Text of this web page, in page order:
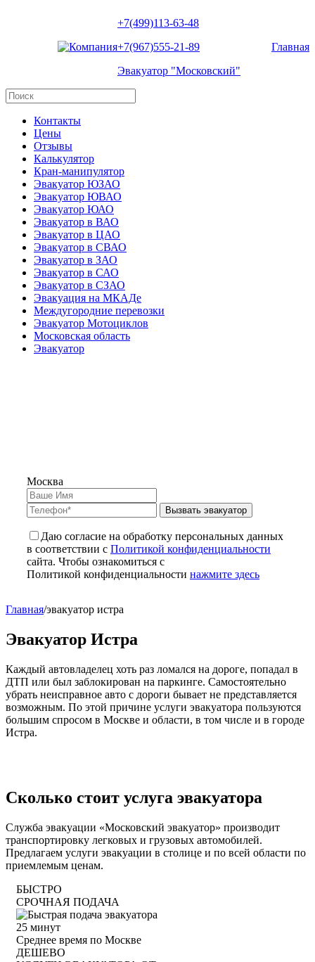
+7(499)113-63-48
+7(967)555-21-89
Эвакуатор "Московский"
Главная
Контакты
Цены
Отзывы
Калькулятор
Кран-манипулятор
Эвакуатор ЮЗАО
Эвакуатор ЮВАО
Эвакуатор ЮАО
Эвакуатор в ВАО
Эвакуатор в ЦАО
Эвакуатор в СВАО
Эвакуатор в ЗАО
Эвакуатор в САО
Эвакуатор в СЗАО
Эвакуация на МКАДе
Междугородние перевозки
Эвакуатор Мотоциклов
Московская область
Эвакуатор
Москва
Вызвать эвакуатор
Даю согласие на обработку персональных данных
в соответствии с Политикой конфиденциальности
сайта. Чтобы ознакомиться с
Политикой конфиденциальности нажмите здесь
Главная/эвакуатор истра
Эвакуатор Истра
Каждый автовладелец хоть раз ломался на дороге, попадал в
ДТП или был заблокирован на паркинге. Самостоятельно
убрать неисправное авто с дороги бывает не представляется
возможным. По этой причине услуги эвакуатора пользуются
большим спросом в Москве и области, в том числе и в городе
Истра.
Сколько стоит услуга эвакуатора
Служба эвакуации «Московский эвакуатор» производит
транспортировку легковых и грузовых автомобилей.
Предлагаем услуги эвакуации в столице и по всей области по
приемлемым ценам.
БЫСТРО
СРОЧНАЯ ПОДАЧА
25 минут
Среднее время по Москве
ДЕШЕВО